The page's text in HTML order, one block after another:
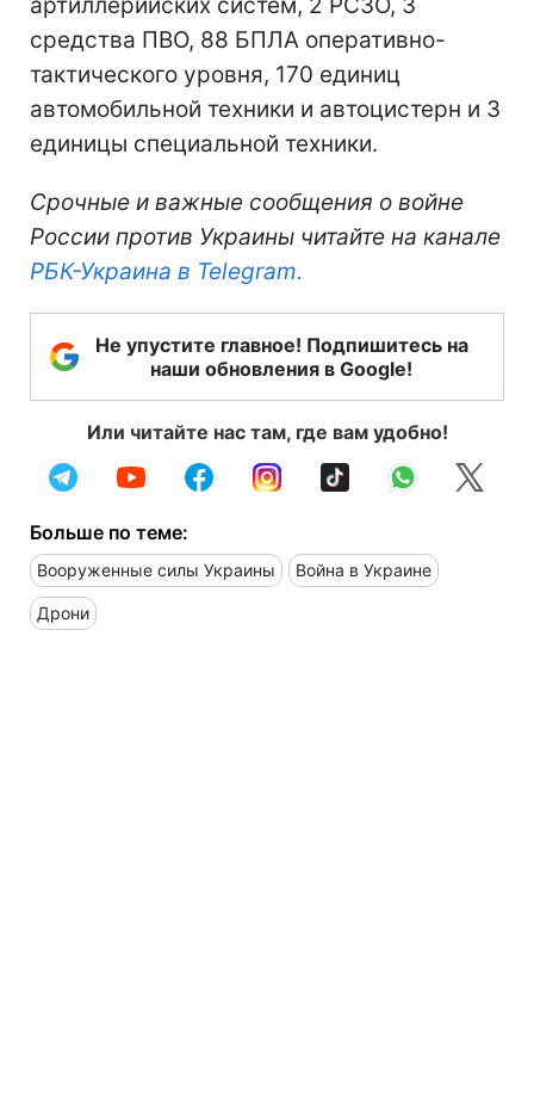
средства ПВО, 88 БПЛА оперативно-
тактического уровня, 170 единиц
автомобильной техники и автоцистерн и 3
единицы специальной техники.
Срочные и важные сообщения о войне
России против Украины читайте на канале
РБК-Украина в Telegram.
Не упустите главное! Подпишитесь на
наши обновления в Google!
Или читайте нас там, где вам удобно!
Больше по теме:
Вооруженные силы Украины Война в Украине
Дрони